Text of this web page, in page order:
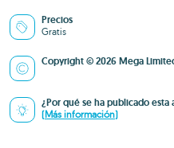
Precios
Gratis
Copyright © 2026 Mega
¿Por qué se ha publicado
(Más información)